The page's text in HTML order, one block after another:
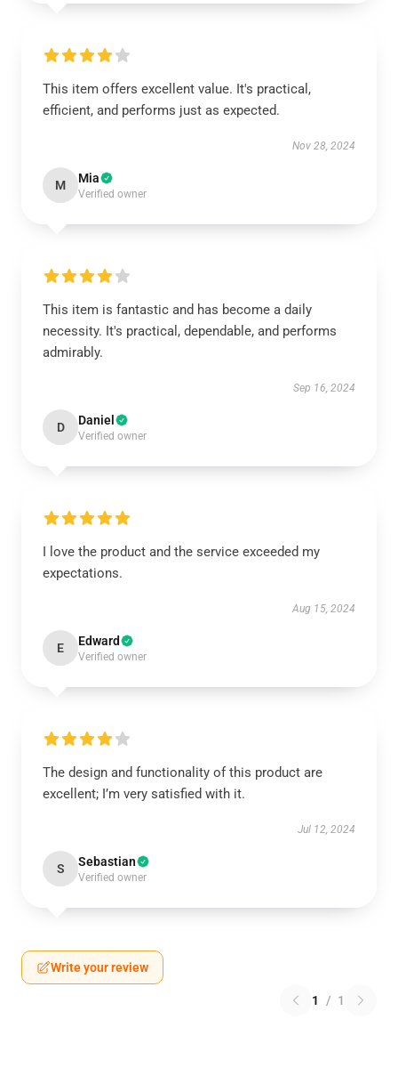
This item offers excellent value. It's practical,
efficient, and performs just as expected.
Nov 28, 2024
M Mia
Verified owner
This item is fantastic and has become a daily
necessity. It's practical, dependable, and performs
admirably.
Sep 16, 2024
D Daniel
Verified owner
I love the product and the service exceeded my
expectations.
Aug 15, 2024
E Edward
Verified owner
The design and functionality of this product are
excellent; I’m very satisfied with it.
Jul 12, 2024
S Sebastian
Verified owner
Write your review
1 / 1